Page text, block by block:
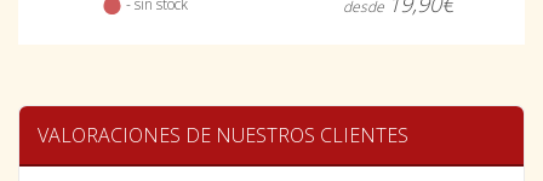
desde
VALORACIONES DE NUESTROS CLIENTES